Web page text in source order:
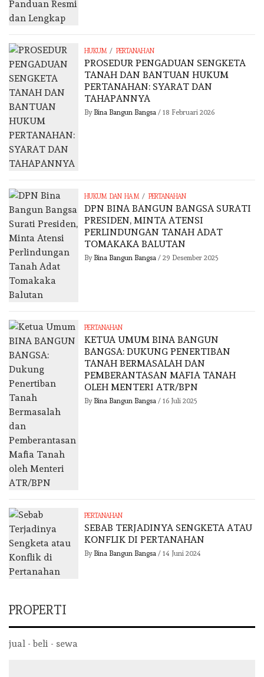
HUKUM / PERTANAHAN
PROSEDUR PENGADUAN SENGKETA
TANAH DAN BANTUAN HUKUM
PERTANAHAN: SYARAT DAN
TAHAPANNYA
By Bina Bangun Bangsa/ 18 Februari 2026
HUKUM DAN HAM / PERTANAHAN
DPN BINA BANGUN BANGSA SURATI
PRESIDEN, MINTA ATENSI
PERLINDUNGAN TANAH ADAT
TOMAKAKA BALUTAN
By Bina Bangun Bangsa/ 29 Desember 2025
PERTANAHAN
KETUA UMUM BINA BANGUN
BANGSA: DUKUNG PENERTIBAN
TANAH BERMASALAH DAN
PEMBERANTASAN MAFIA TANAH
OLEH MENTERI ATR/BPN
By Bina Bangun Bangsa/ 16 Juli 2025
PERTANAHAN
SEBAB TERJADINYA SENGKETA ATAU
KONFLIK DI PERTANAHAN
By Bina Bangun Bangsa/ 14 Juni 2024
PROPERTI
jual - beli - sewa